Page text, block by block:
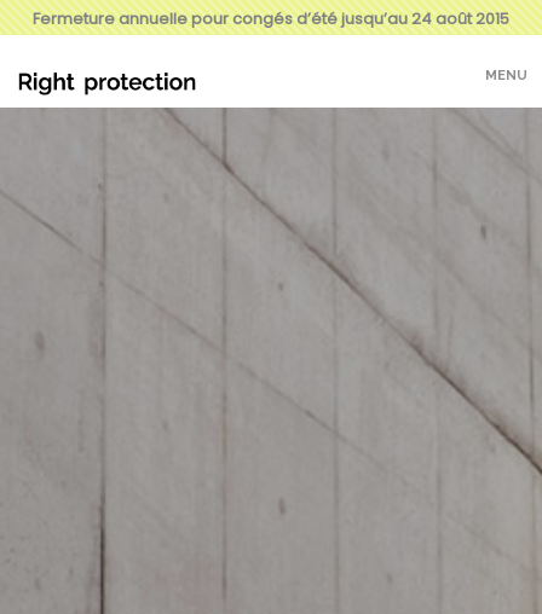
Fermeture annuelle pour congés d’été jusqu’au 24 août 2015
MENU